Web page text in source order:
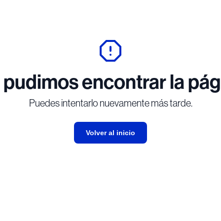
encontrar la
Puedes intentarlo nuevamente más tarde.
Volver al inicio